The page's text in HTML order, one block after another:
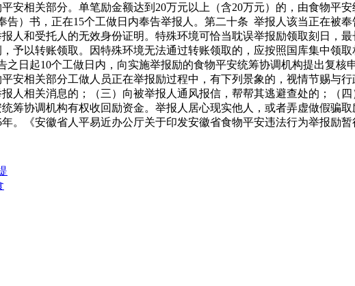
安相关部分。单笔励金额达到20万元以上（含20万元）的，由食物平
）书，正在15个工做日内奉告举报人。第二十条 举报人该当正在被
人和受托人的无效身份证明。特殊环境可恰当耽误举报励领取刻日，
予以转账领取。因特殊环境无法通过转账领取的，应按照国库集中领
日起10个工做日内，向实施举报励的食物平安统筹协调机构提出复
安相关部分工做人员正在举报励过程中，有下列景象的，视情节赐与
人相关消息的；（三）向被举报人通风报信，帮帮其逃避查处的；（
筹协调机构有权收回励资金。举报人居心现实他人，或者弄虚做假骗
。《安徽省人平易近办公厅关于印发安徽省食物平安违法行为举报励暂